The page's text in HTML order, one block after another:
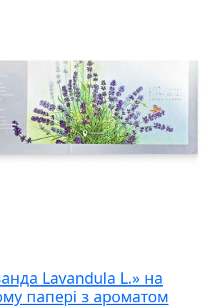
Lavandula L.» на
папері з ароматом